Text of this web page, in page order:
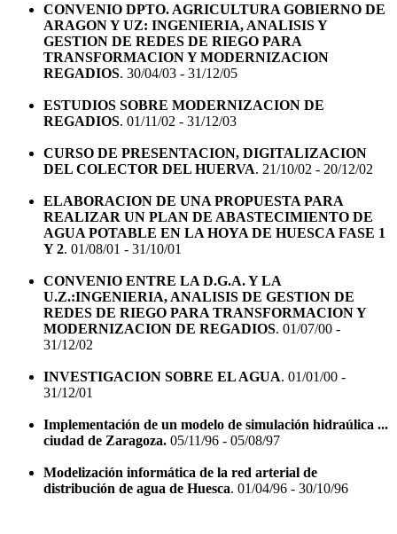
CONVENIO DPTO. AGRICULTURA GOBIERNO DE
ARAGON Y UZ: INGENIERIA, ANALISIS Y
GESTION DE REDES DE RIEGO PARA
TRANSFORMACION Y MODERNIZACION
REGADIOS. 30/04/03 - 31/12/05
ESTUDIOS SOBRE MODERNIZACION DE
REGADIOS. 01/11/02 - 31/12/03
CURSO DE PRESENTACION, DIGITALIZACION
DEL COLECTOR DEL HUERVA. 21/10/02 - 20/12/02
ELABORACION DE UNA PROPUESTA PARA
REALIZAR UN PLAN DE ABASTECIMIENTO DE
AGUA POTABLE EN LA HOYA DE HUESCA FASE 1
Y 2. 01/08/01 - 31/10/01
CONVENIO ENTRE LA D.G.A. Y LA
U.Z.:INGENIERIA, ANALISIS DE GESTION DE
REDES DE RIEGO PARA TRANSFORMACION Y
MODERNIZACION DE REGADIOS. 01/07/00 -
31/12/02
INVESTIGACION SOBRE EL AGUA. 01/01/00 -
31/12/01
Implementación de un modelo de simulación hidraúlica ...
ciudad de Zaragoza. 05/11/96 - 05/08/97
Modelización informática de la red arterial de
distribución de agua de Huesca. 01/04/96 - 30/10/96